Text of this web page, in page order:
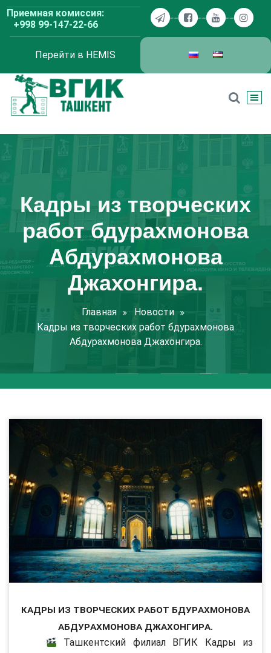
Перейти
содержимому
Приемная комиссия:
+998 99-147-22-66
Перейти в HEMIS
Кадры из творческих
работ бдурахмонова
Абдурахмонова
Джахонгира.
Главная
Новости
Кадры из творческих работ бдурахмонова
Абдурахмонова Джахонгира.
Кадры из творческих работ бдурахмонова
Абдурахмонова Джахонгира.
Ташкентский филиал ВГИК Кадры из